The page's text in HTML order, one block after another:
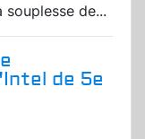
souplesse de...
de 5e